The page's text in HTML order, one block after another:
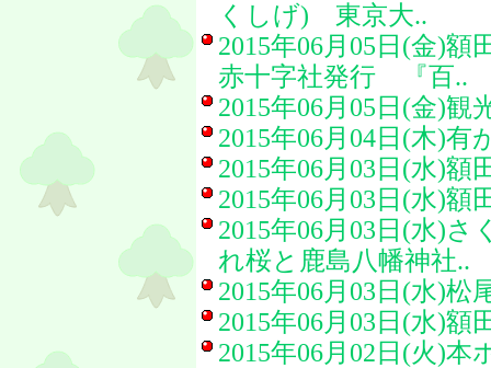
くしげ) 東京大..
2015年06月05日(金)額
赤十字社発行 『百..
2015年06月05日(金)観
2015年06月04日(木)有
2015年06月03日(水)額
2015年06月03日(水)額
2015年06月03日(水)さ
れ桜と鹿島八幡神社..
2015年06月03日(水)松
2015年06月03日(水)額
2015年06月02日(火)本